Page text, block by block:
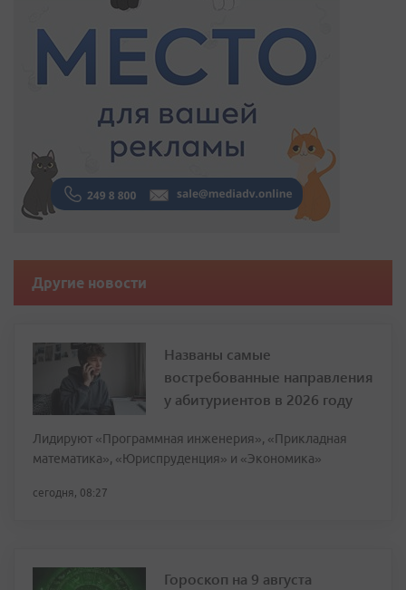
Другие новости
Названы самые
востребованные направления
у абитуриентов в 2026 году
Лидируют «Программная инженерия», «Прикладная
математика», «Юриспруденция» и «Экономика»
сегодня, 08:27
Гороскоп на 9 августа